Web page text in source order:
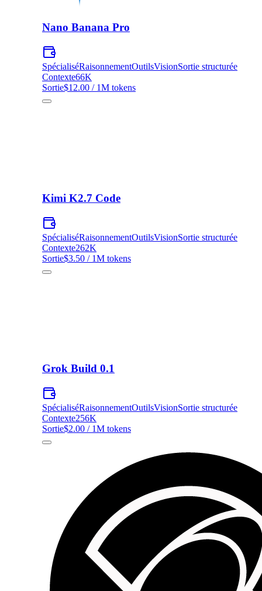
Nano Banana Pro
SpécialiséRaisonnementOutilsVisionSortie structurée
Contexte66K
Sortie$12.00 / 1M tokens
Kimi K2.7 Code
SpécialiséRaisonnementOutilsVisionSortie structurée
Contexte262K
Sortie$3.50 / 1M tokens
Grok Build 0.1
SpécialiséRaisonnementOutilsVisionSortie structurée
Contexte256K
Sortie$2.00 / 1M tokens